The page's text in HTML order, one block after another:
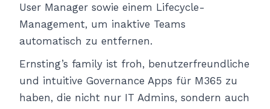
User Manager sowie einem Lifecycle-
Management, um inaktive Teams
automatisch zu entfernen.
Ernsting’s family ist froh, benutzerfreundliche
und intuitive Governance Apps für M365 zu
haben, die nicht nur IT Admins, sondern auch